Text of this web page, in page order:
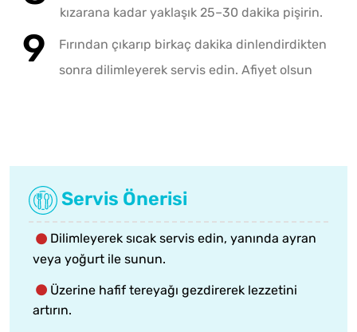
kızarana kadar yaklaşık 25–30 dakika pişirin.
Fırından çıkarıp birkaç dakika dinlendirdikten
sonra dilimleyerek servis edin. Afiyet olsun
Servis Önerisi
Dilimleyerek sıcak servis edin, yanında ayran
veya yoğurt ile sunun.
Üzerine hafif tereyağı gezdirerek lezzetini
artırın.